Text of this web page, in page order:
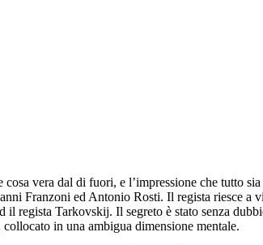
vera dal di fuori, e l’impressione che tutto
Franzoni ed Antonio Rosti. Il regista riesce a
regista Tarkovskij. Il segreto è stato senza
in una ambigua dimensione mentale.